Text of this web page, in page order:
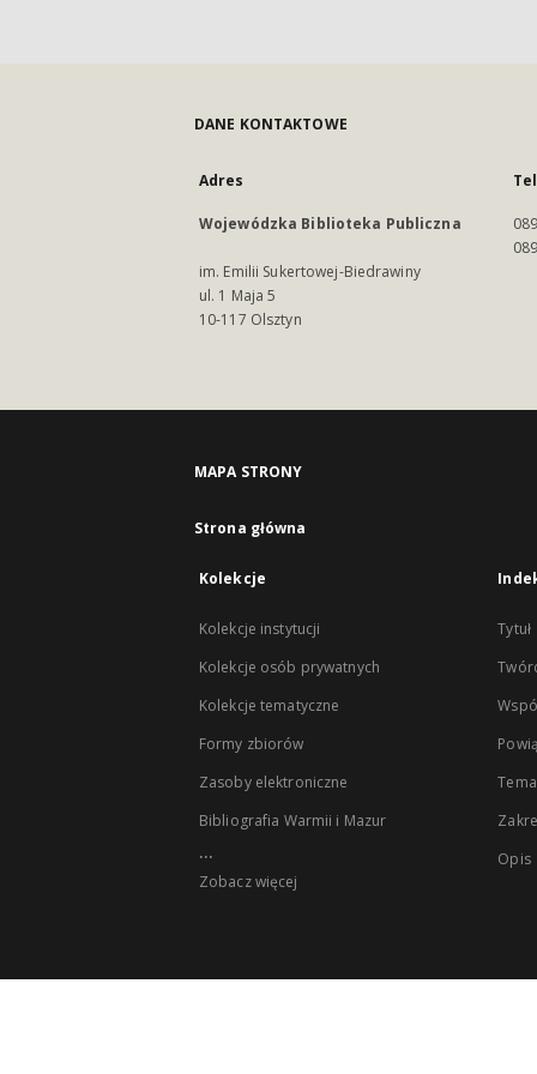
DANE KONTAKTOWE
Adres
Wojewódzka Biblioteka Publiczna
im. Emilii Sukertowej-Biedrawiny
ul. 1 Maja 5
10-117 Olsztyn
MAPA STRONY
Strona główna
Kolekcje
Kolekcje instytucji
Kolekcje osób prywatnych
Kolekcje tematyczne
Formy zbiorów
Zasoby elektroniczne
Bibliografia Warmii i Mazur
...
Zobacz więcej
Tytuł
Opis